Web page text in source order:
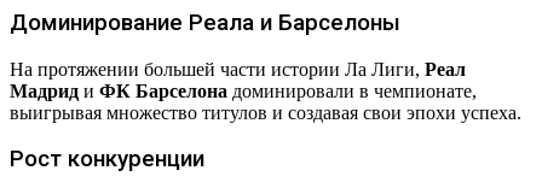
Доминирование Реала и Барселоны
На протяжении большей части истории Ла Лиги, Реал
Мадрид и ФК Барселона доминировали в чемпионате,
выигрывая множество титулов и создавая свои эпохи успеха.
Рост конкуренции